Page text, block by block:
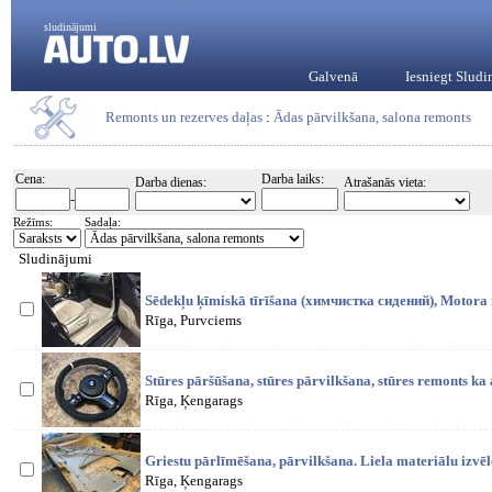
sludinājumi
Galvenā Iesniegt
Remonts un rezerves daļas : Ādas pārvilkšana, salona remonts
Cena:
-
Darba dienas: Darba laiks: Atrašanās vieta:
Režīms: Sadaļa:
Sludinājumi
Sēdekļu ķīmiskā tīrīšana (химчистка сидений),
Rīga, Purvciems
Stūres pāršūšana, stūres pārvilkšana, stūres remonts
Rīga, Ķengarags
Griestu pārlīmēšana, pārvilkšana. Liela materiālu
Rīga, Ķengarags